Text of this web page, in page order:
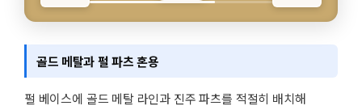
골드 메탈과 펄 파츠 혼용
펄 베이스에 골드 메탈 라인과 진주 파츠를 적절히 배치해